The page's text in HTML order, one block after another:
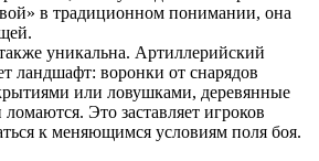
в традиционном понимании, она
уникальна. Артиллерийский
ландшафт: воронки от снарядов
или ловушками, деревянные
Это заставляет игроков
к меняющимся условиям поля боя.